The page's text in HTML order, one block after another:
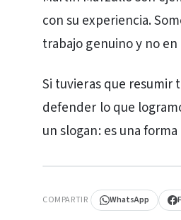
con su experiencia.
trabajo genuino y no
Si tuvieras que
defender lo que
un slogan: es una
COMPARTIR WhatsApp